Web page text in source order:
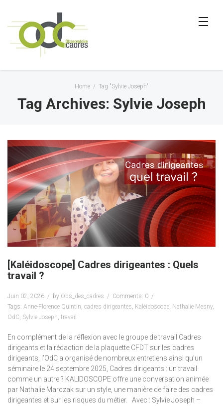
Home / Tag "Sylvie Joseph"
Tag Archives: Sylvie Joseph
[Kaléidoscope] Cadres dirigeantes : Quels
travail ?
Juin 02, 2026 by Obs_des_cadres
Comments: 0
Tags: Anne-Florence Quintin, cadres dirigeantes, Kaléidoscope, Nathalie Mesny,
OdC, Sylvie Joseph, travail
En complément de la réflexion avec le groupe de travail Cadres
dirigeants et la rédaction de la plaquette CFDT sur les cadres
dirigeants, l’OdC a organisé de nombreux entretiens ainsi qu’un
séminaire le 24 septembre 2025, Cadres dirigeants : un travail
comme un autre ? KALIDOSCOPE offre une conversation animée
par Nathalie Marczak sur un style, une manière de faire des cadres
dirigeantes et sur les risques du métier. Avec : Sylvie Joseph –